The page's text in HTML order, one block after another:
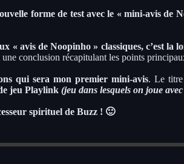
forme de test avec le « mini-avis de
« avis de Noopinho » classiques, c’est la
conclusion récapitulant les points
qui sera mon premier mini-avis. Le titre
jeu Playlink (jeu dans lesquels on joue
spirituel de Buzz ! 🙂